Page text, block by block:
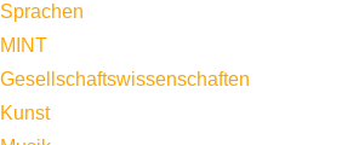
Sprachen
MINT
Gesellschaftswissenschaften
Kunst